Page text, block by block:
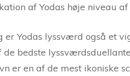
af Yodas høje niveau
er Yodas lyssværd også et
bedste
er en af de mest ikoniske